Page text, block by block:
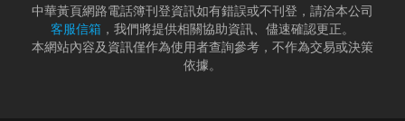
中華黃頁網路電話簿刊登資訊如有錯誤或不刊登，請洽本公司
客服信箱 ，我們將提供相關協助資訊、儘速確認更正。
本網站內容及資訊僅作為使用者查詢參考，不作為交易或決策
依據。